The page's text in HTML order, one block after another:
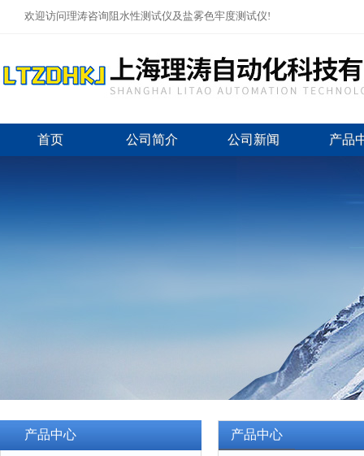
欢迎访问理涛咨询阻水性测试仪及盐雾色牢度测试仪!
首页 公司简介 公司新闻 产品
产品中心 产品中心